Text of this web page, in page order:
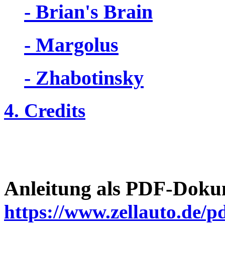
- Brian's Brain
- Margolus
- Zhabotinsky
4. Credits
Anleitung als PDF-
https://www.zellauto.de/